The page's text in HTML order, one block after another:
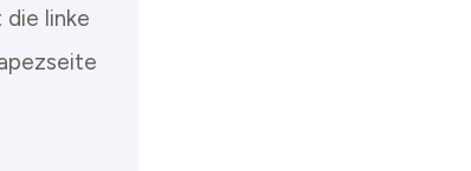
die linke